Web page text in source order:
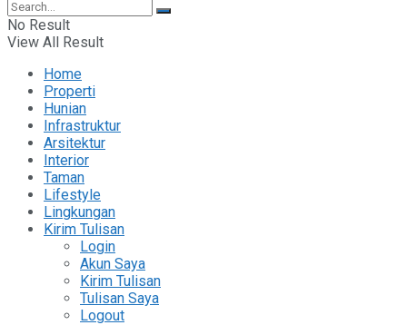
No Result
View All Result
Home
Properti
Hunian
Infrastruktur
Arsitektur
Interior
Taman
Lifestyle
Lingkungan
Kirim Tulisan
Login
Akun Saya
Kirim Tulisan
Tulisan Saya
Logout